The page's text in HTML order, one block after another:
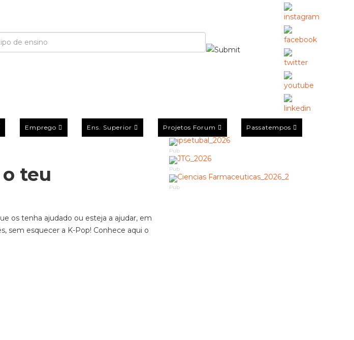
Emprego Ens. Superior Projetos Forum Passatempos
teu
os tenha ajudado ou esteja a ajudar, em
sem esquecer a K-Pop! Conhece aqui o
Pub
Pub
Pub